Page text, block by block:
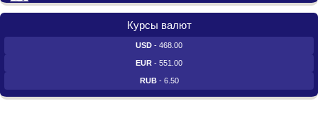
Курсы валют
USD - 468.00
EUR - 551.00
RUB- 6.50